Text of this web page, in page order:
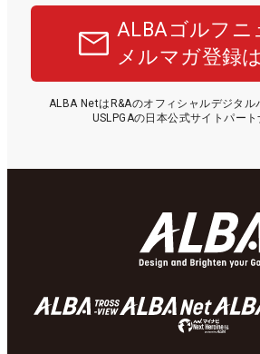
ALBAゴルフニ
メルマガ登録
ALBA NetはR&Aのオフィシャルデジタル
USLPGAの日本公式サイトパート